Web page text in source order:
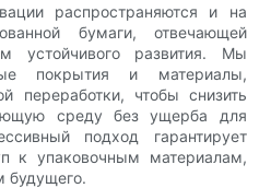
распространяются и на
бумаги, отвечающей
устойчивого развития. Мы
покрытия и материалы,
переработки, чтобы снизить
среду без ущерба для
подход гарантирует
к упаковочным материалам,
будущего.